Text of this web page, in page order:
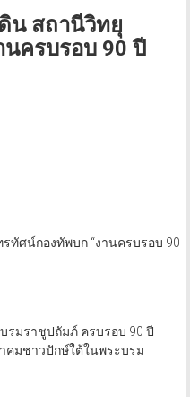
น สถานีวิทยุ
ครบรอบ 90 ปี
ศน์กองทัพบก “งานครบรอบ 90
มราชูปถัมภ์ ครบรอบ 90 ปี
คมชาวปักษ์ใต้ในพระบรม